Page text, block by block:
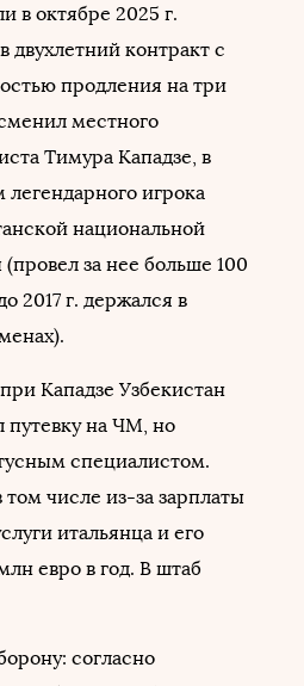
в октябре 2025 г.
двухлетний контракт с
продления на три
местного
Тимура Кападзе, в
игрока
национальной
за нее больше 100
2017 г. держался в
Кападзе Узбекистан
на ЧМ, но
специалистом.
числе из-за зарплаты
итальянца и его
евро в год. В штаб
согласно